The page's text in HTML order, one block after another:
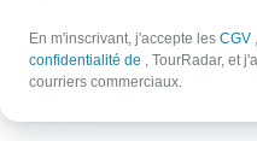
À partir de
En m'inscrivant, j'accepte les CGV ,
confidentialité de , TourRadar, et
courriers commerciaux.